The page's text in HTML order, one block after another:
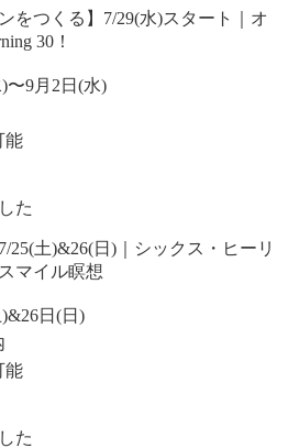
をつくる】7/29(水)スタート｜オ
30！
〜9月2日(水)
能
た
25(土)&26(日)｜シックス・ヒーリ
マイル瞑想
日(日)
能
た